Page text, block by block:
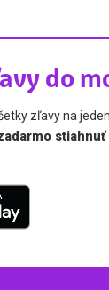
do
zľavy na
stiahnuť